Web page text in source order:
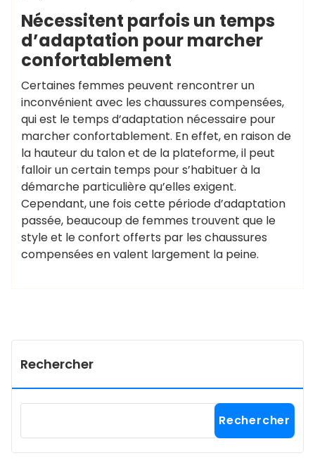
Nécessitent parfois un temps
d’adaptation pour marcher
confortablement
Certaines femmes peuvent rencontrer un
inconvénient avec les chaussures compensées,
qui est le temps d’adaptation nécessaire pour
marcher confortablement. En effet, en raison de
la hauteur du talon et de la plateforme, il peut
falloir un certain temps pour s’habituer à la
démarche particulière qu’elles exigent.
Cependant, une fois cette période d’adaptation
passée, beaucoup de femmes trouvent que le
style et le confort offerts par les chaussures
compensées en valent largement la peine.
Rechercher
Rechercher